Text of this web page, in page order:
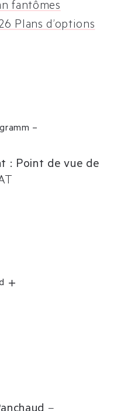
fantômes
Plans d’options
–
: Point de vue de